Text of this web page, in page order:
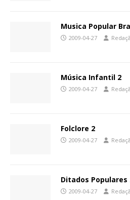
Musica Popular
2009-04-27
Música Infantil 2
2009-04-27
Folclore 2
2009-04-27
Ditados Populares
2009-04-27